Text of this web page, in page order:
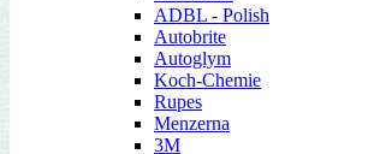
ADBL - Polish
Autobrite
Autoglym
Koch-Chemie
Rupes
Menzerna
3M